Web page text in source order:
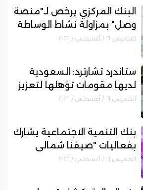
البنك المركزي يرخص لـ"منصة
وصل" بمزاولة نشاط الوساطة
الرقمية لجهات التمويل
الخميس ٠٦ / أغسطس / ٢٠٢٦
ستاندرد تشارترد: السعودية
لديها مقومات تؤهلها لتعزيز
مكانتها بمجال التمويل
الخميس ٠٦ / أغسطس / ٢٠٢٦
بنك التنمية الاجتماعية يشارك
بفعاليات "صيفنا شمالي
2026" لتمكين رواد الأعمالالخميس ٠٦ / أغسطس / ٢٠٢٦